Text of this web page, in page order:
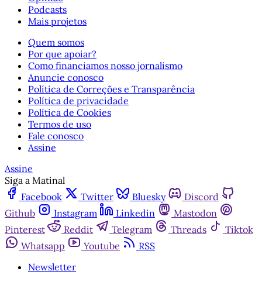
Podcasts
Mais projetos
Quem somos
Por que apoiar?
Como financiamos nosso jornalismo
Anuncie conosco
Política de Correções e Transparência
Política de privacidade
Política de Cookies
Termos de uso
Fale conosco
Assine
Assine
Siga a Matinal
Facebook
Twitter Bluesky
Discord
Github
Instagram Linkedin
Mastodon
Pinterest
Reddit Telegram Threads
Tiktok
Whatsapp
Youtube
RSS
Newsletter